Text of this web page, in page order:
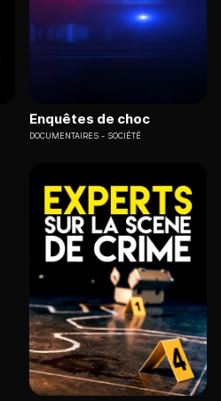
Enquêtes de choc
DOCUMENTAIRES SOCIÉTÉ